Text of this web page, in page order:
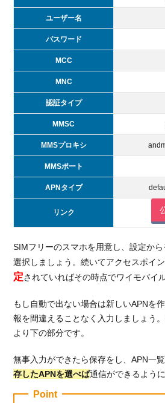
ユーザー名
パスワード
MCC
MNC
認証タイプ
MMSC
MMSプロキシ
MMSポート
APNタイプ
リンク
SIMフリーのスマホを用意し、設定か
選択しましょう。続いてアクセスポイン
定されていればその時点でワイモバイ
もし自動で出ない場合は新しいAPNを
報を間違えることなく入力しましょう
より下の部分です。
無事入力ができたら保存をし、APN一
存したAPNを選べば通信ができるよう
Point